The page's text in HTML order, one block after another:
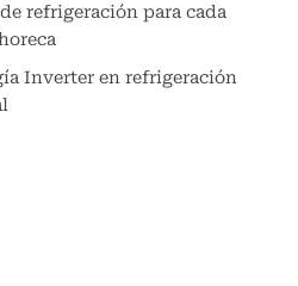
refrigeración para cada
Inverter en refrigeración